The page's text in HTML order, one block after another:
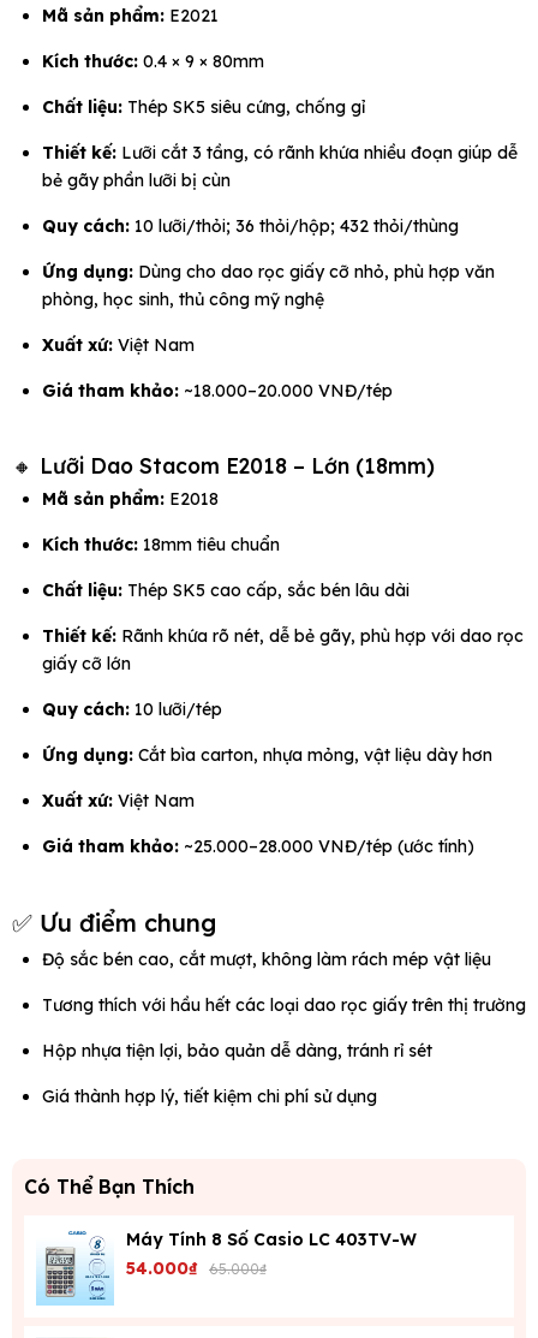
Mã sản phẩm: E2021
Kích thước: 0.4 × 9 × 80mm
Chất liệu: Thép SK5 siêu cứng, chống gỉ
Thiết kế: Lưỡi cắt 3 tầng, có rãnh khứa nhiều đoạn giúp dễ
bẻ gãy phần lưỡi bị cùn
Quy cách: 10 lưỡi/thỏi; 36 thỏi/hộp; 432 thỏi/thùng
Ứng dụng: Dùng cho dao rọc giấy cỡ nhỏ, phù hợp văn
phòng, học sinh, thủ công mỹ nghệ
Xuất xứ: Việt Nam
Giá tham khảo: ~18.000–20.000 VNĐ/tép
🔸 Lưỡi Dao Stacom E2018 – Lớn (18mm)
Mã sản phẩm: E2018
Kích thước: 18mm tiêu chuẩn
Chất liệu: Thép SK5 cao cấp, sắc bén lâu dài
Thiết kế: Rãnh khứa rõ nét, dễ bẻ gãy, phù hợp với dao rọc
giấy cỡ lớn
Quy cách: 10 lưỡi/tép
Ứng dụng: Cắt bìa carton, nhựa mỏng, vật liệu dày hơn
Xuất xứ: Việt Nam
Giá tham khảo: ~25.000–28.000 VNĐ/tép (ước tính)
✅ Ưu điểm chung
Độ sắc bén cao, cắt mượt, không làm rách mép vật liệu
Tương thích với hầu hết các loại dao rọc giấy trên thị trường
Hộp nhựa tiện lợi, bảo quản dễ dàng, tránh rỉ sét
Giá thành hợp lý, tiết kiệm chi phí sử dụng
Có Thể Bạn Thích
Máy Tính 8 Số Casio LC 403TV-W
54.000₫ 65.000₫